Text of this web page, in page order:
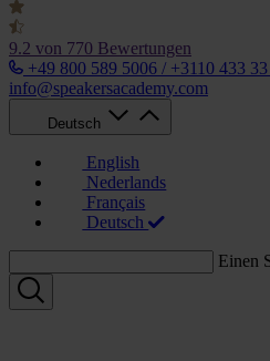
9.2 von 770 Bewertungen
+49 800 589 5006 / +3110 433
info@speakersacademy.com
Deutsch
English
Nederlands
Français
Deutsch
Einen